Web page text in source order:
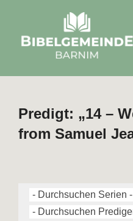
springen
Predigt: „14 –
from Samuel